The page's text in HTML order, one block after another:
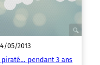
05/2013
pendant 3 ans